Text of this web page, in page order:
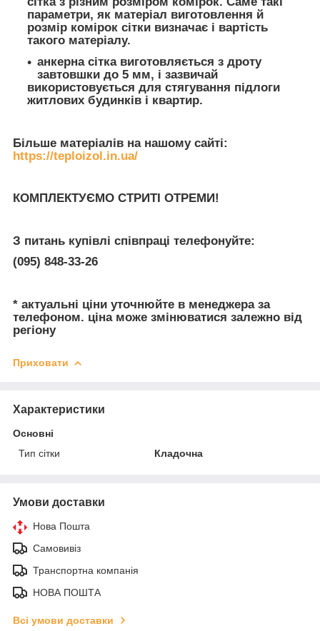
параметри, як матеріал виготовлення й
розмір комірок сітки визначає і вартість
такого матеріалу.
анкерна сітка виготовляється з дроту
завтовшки до 5 мм, і зазвичай
використовується для стягування підлоги
житлових будинків і квартир.
Більше матеріалів на нашому сайті:
https://teploizol.in.ua/
КОМПЛЕКТУЄМО СТРИТІ ОТРЕМИ!
З питань купівлі співпраці телефонуйте:
(095) 848-33-26
* актуальні ціни уточнюйте в менеджера за
телефоном. ціна може змінюватися залежно від
регіону
Приховати
Характеристики
Основні
Тип сітки
Кладочна
Умови доставки
Нова Пошта
Самовивіз
Транспортна компанія
НОВА ПОШТА
Всі умови доставки